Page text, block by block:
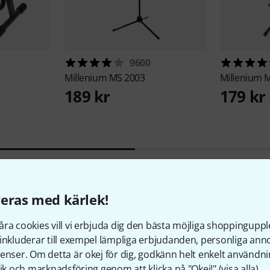
med kärlek!
cookies vill vi erbjuda dig den bästa möjliga
till exempel lämpliga erbjudanden, personliga
Om detta är okej för dig, godkänn helt enkelt
9600
Millenium MS 2003
189 kr
Millenium
179 kr